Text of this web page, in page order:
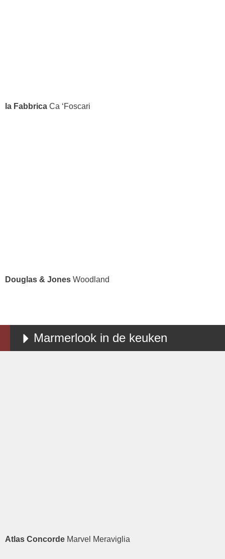
la Fabbrica Ca ‘Foscari
Douglas & Jones Woodland
Marmerlook in de keuken
Atlas Concorde Marvel Meraviglia